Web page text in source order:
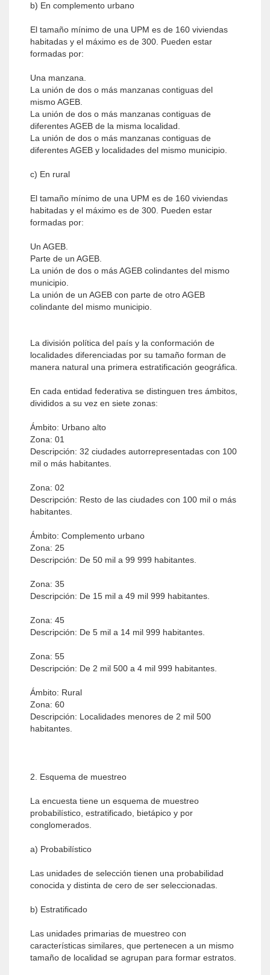
b) En complemento urbano
El tamaño mínimo de una UPM es de 160 viviendas
habitadas y el máximo es de 300. Pueden estar
formadas por:
Una manzana.
La unión de dos o más manzanas contiguas del
mismo AGEB.
La unión de dos o más manzanas contiguas de
diferentes AGEB de la misma localidad.
La unión de dos o más manzanas contiguas de
diferentes AGEB y localidades del mismo municipio.
c) En rural
El tamaño mínimo de una UPM es de 160 viviendas
habitadas y el máximo es de 300. Pueden estar
formadas por:
Un AGEB.
Parte de un AGEB.
La unión de dos o más AGEB colindantes del mismo
municipio.
La unión de un AGEB con parte de otro AGEB
colindante del mismo municipio.
La división política del país y la conformación de
localidades diferenciadas por su tamaño forman de
manera natural una primera estratificación geográfica.
En cada entidad federativa se distinguen tres ámbitos,
divididos a su vez en siete zonas:
Ámbito: Urbano alto
Zona: 01
Descripción: 32 ciudades autorrepresentadas con 100
mil o más habitantes.
Zona: 02
Descripción: Resto de las ciudades con 100 mil o más
habitantes.
Ámbito: Complemento urbano
Zona: 25
Descripción: De 50 mil a 99 999 habitantes.
Zona: 35
Descripción: De 15 mil a 49 mil 999 habitantes.
Zona: 45
Descripción: De 5 mil a 14 mil 999 habitantes.
Zona: 55
Descripción: De 2 mil 500 a 4 mil 999 habitantes.
Ámbito: Rural
Zona: 60
Descripción: Localidades menores de 2 mil 500
habitantes.
2. Esquema de muestreo
La encuesta tiene un esquema de muestreo
probabilístico, estratificado, bietápico y por
conglomerados.
a) Probabilístico
Las unidades de selección tienen una probabilidad
conocida y distinta de cero de ser seleccionadas.
b) Estratificado
Las unidades primarias de muestreo con
características similares, que pertenecen a un mismo
tamaño de localidad se agrupan para formar estratos.